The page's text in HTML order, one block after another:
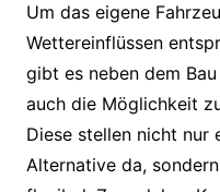
Um das eigene
Wettereinflüssen
gibt es neben dem
auch die Möglichkeit
Diese stellen nicht nur
Alternative da,